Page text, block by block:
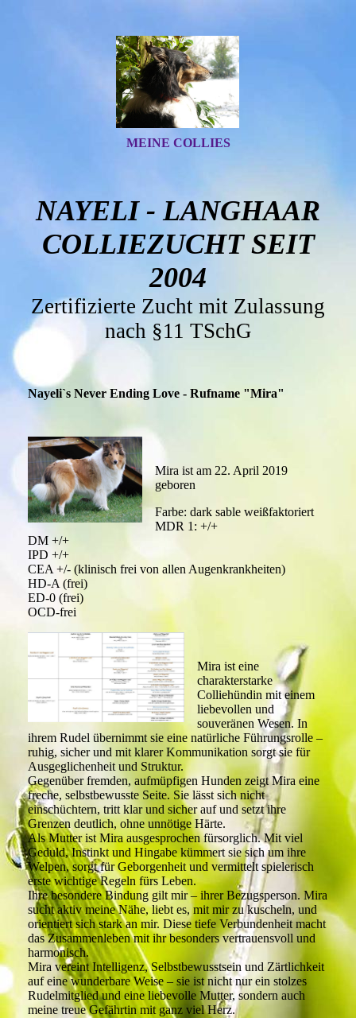
MEINE COLLIES
NAYELI - LANGHAAR
COLLIEZUCHT SEIT
2004
Zertifizierte Zucht mit Zulassung
nach §11 TSchG
Nayeli`s Never Ending Love - Rufname "Mira"
Mira ist am 22. April 2019
geboren
Farbe: dark sable weißfaktoriert
MDR 1: +/+
DM +/+
IPD +/+
CEA +/- (klinisch frei von allen Augenkrankheiten)
HD-A (frei)
ED-0 (frei)
OCD-frei
Mira ist eine
charakterstarke
Colliehündin mit einem
liebevollen und
souveränen Wesen. In
ihrem Rudel übernimmt sie eine natürliche Führungsrolle –
ruhig, sicher und mit klarer Kommunikation sorgt sie für
Ausgeglichenheit und Struktur.
Gegenüber fremden, aufmüpfigen Hunden zeigt Mira eine
freche, selbstbewusste Seite. Sie lässt sich nicht
einschüchtern, tritt klar und sicher auf und setzt ihre
Grenzen deutlich, ohne unnötige Härte.
Als Mutter ist Mira ausgesprochen fürsorglich. Mit viel
Geduld, Instinkt und Hingabe kümmert sie sich um ihre
Welpen, sorgt für Geborgenheit und vermittelt spielerisch
erste wichtige Regeln fürs Leben.
Ihre besondere Bindung gilt mir – ihrer Bezugsperson. Mira
sucht aktiv meine Nähe, liebt es, mit mir zu kuscheln, und
orientiert sich stark an mir. Diese tiefe Verbundenheit macht
das Zusammenleben mit ihr besonders vertrauensvoll und
harmonisch.
Mira vereint Intelligenz, Selbstbewusstsein und Zärtlichkeit
auf eine wunderbare Weise – sie ist nicht nur ein stolzes
Rudelmitglied und eine liebevolle Mutter, sondern auch
meine treue Gefährtin mit ganz viel Herz.